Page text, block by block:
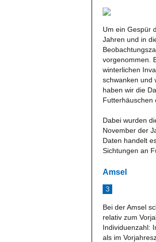
Um ein Gespür
Jahren und in
vorgenommen.
winterlichen
schwanken und
haben wir die
Futterhäuschen
Dabei wurden
November der
Daten handelt
Sichtungen an
Amsel
3
Bei der Amsel
relativ zum
Individuenzahl:
als im